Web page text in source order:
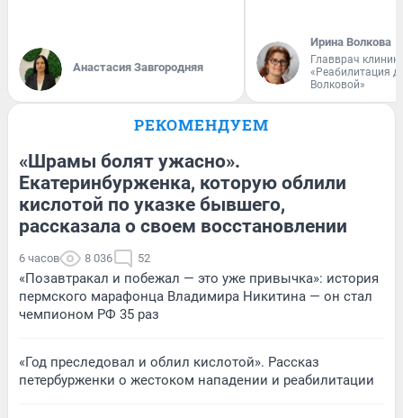
Анастасия Завгородняя
Ирина Волкова
Главврач
«Реабилитация
Волковой»
РЕКОМЕНДУЕМ
«Шрамы болят ужасно».
Екатеринбурженка, которую облили
кислотой по указке бывшего,
рассказала о своем восстановлении
6 часов 8 036 52
«Позавтракал и побежал — это уже привычка»: история
пермского марафонца Владимира Никитина — он стал
чемпионом РФ 35 раз
«Год преследовал и облил кислотой». Рассказ
петербурженки о жестоком нападении и реабилитации